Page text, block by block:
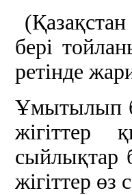
бері
ретінде
Ұмытылып
жігіттер
сыйлықтар
жігіттер өз